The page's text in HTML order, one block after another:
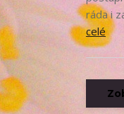
ráda i
celé